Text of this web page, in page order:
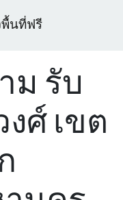
พื้นที่ฟรี
ม รับ
ศ์ เขต